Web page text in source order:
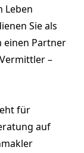
Leben
Sie als
einen Partner
–
für
auf